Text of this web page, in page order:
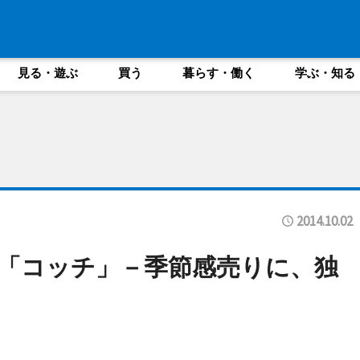
見る・遊ぶ 買う 暮らす・働く 学ぶ・知る
2014.10.02
コッチ」－季節感売りに、独